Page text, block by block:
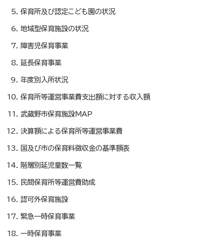
保育所及び認定こども園の状況
地域型保育施設の状況
障害児保育事業
延長保育事業
年度別入所状況
保育所等運営事業費支出額に対する収入額
武蔵野市保育施設MAP
決算額による保育所等運営事業費
国及び市の保育料徴収金の基準額表
階層別延児童数一覧
民間保育所等運営費助成
認可外保育施設
緊急一時保育事業
一時保育事業